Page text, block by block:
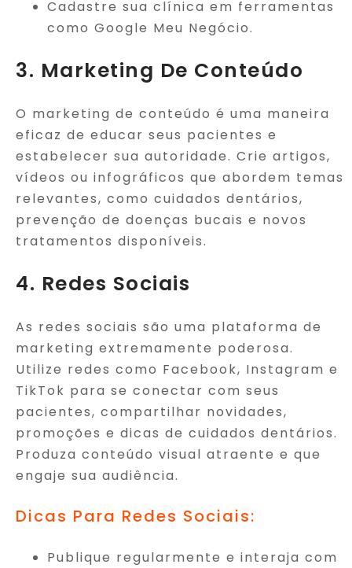
Cadastre sua clínica em ferramentas
como Google Meu Negócio.
3. Marketing De Conteúdo
O marketing de conteúdo é uma maneira
eficaz de educar seus pacientes e
estabelecer sua autoridade. Crie artigos,
vídeos ou infográficos que abordem temas
relevantes, como cuidados dentários,
prevenção de doenças bucais e novos
tratamentos disponíveis.
4. Redes Sociais
As redes sociais são uma plataforma de
marketing extremamente poderosa.
Utilize redes como Facebook, Instagram e
TikTok para se conectar com seus
pacientes, compartilhar novidades,
promoções e dicas de cuidados dentários.
Produza conteúdo visual atraente e que
engaje sua audiência.
Dicas Para Redes Sociais:
Publique regularmente e interaja com